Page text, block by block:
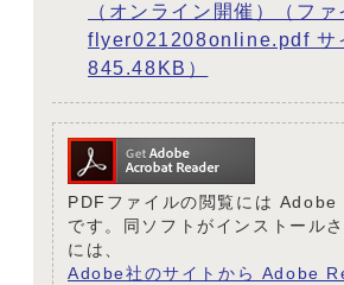
（オンライン開催）（ファ
flyer021208online.pdf サ
845.48KB）
PDFファイルの閲覧には
です。同ソフトがインストール
には、
Adobe社のサイトから Adobe